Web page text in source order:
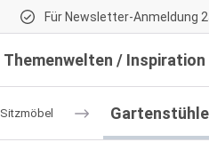
Für Newsletter-Anmeldung
Themenwelten / Inspiration
Sitzmöbel Gartenstühle